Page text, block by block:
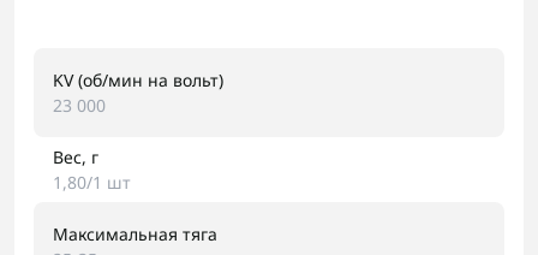
KV (об/мин на вольт)
23 000
Вес, г
1,80/1 шт
Максимальная тяга